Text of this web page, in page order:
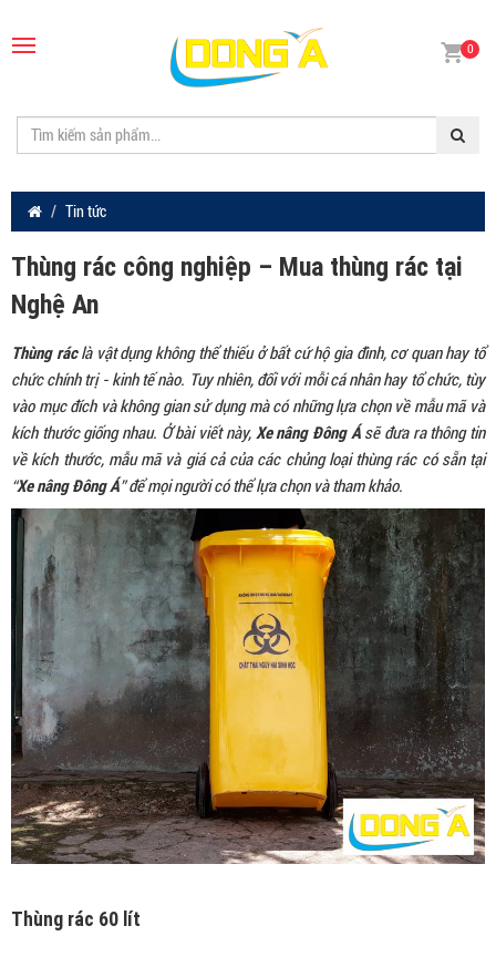
0
Tin tức
Thùng rác công nghiệp – Mua thùng rác tại
Nghệ An
Thùng ráclà vật dụng không thể thiếu ở bất cứ hộ gia đình, cơ quan hay tổ
chức chính trị - kinh tế nào. Tuy nhiên, đối với mỗi cá nhân hay tổ chức, tùy
vào mục đích và không gian sử dụng mà có những lựa chọn về mẫu mã và
kích thước giống nhau. Ở bài viết này, Xe nâng Đông Ásẽ đưa ra thông tin
về kích thước, mẫu mã và giá cả của các chủng loại thùng rác có sẵn tại
“Xe nâng Đông Á” để mọi người có thể lựa chọn và tham khảo.
Thùng rác 60 lít